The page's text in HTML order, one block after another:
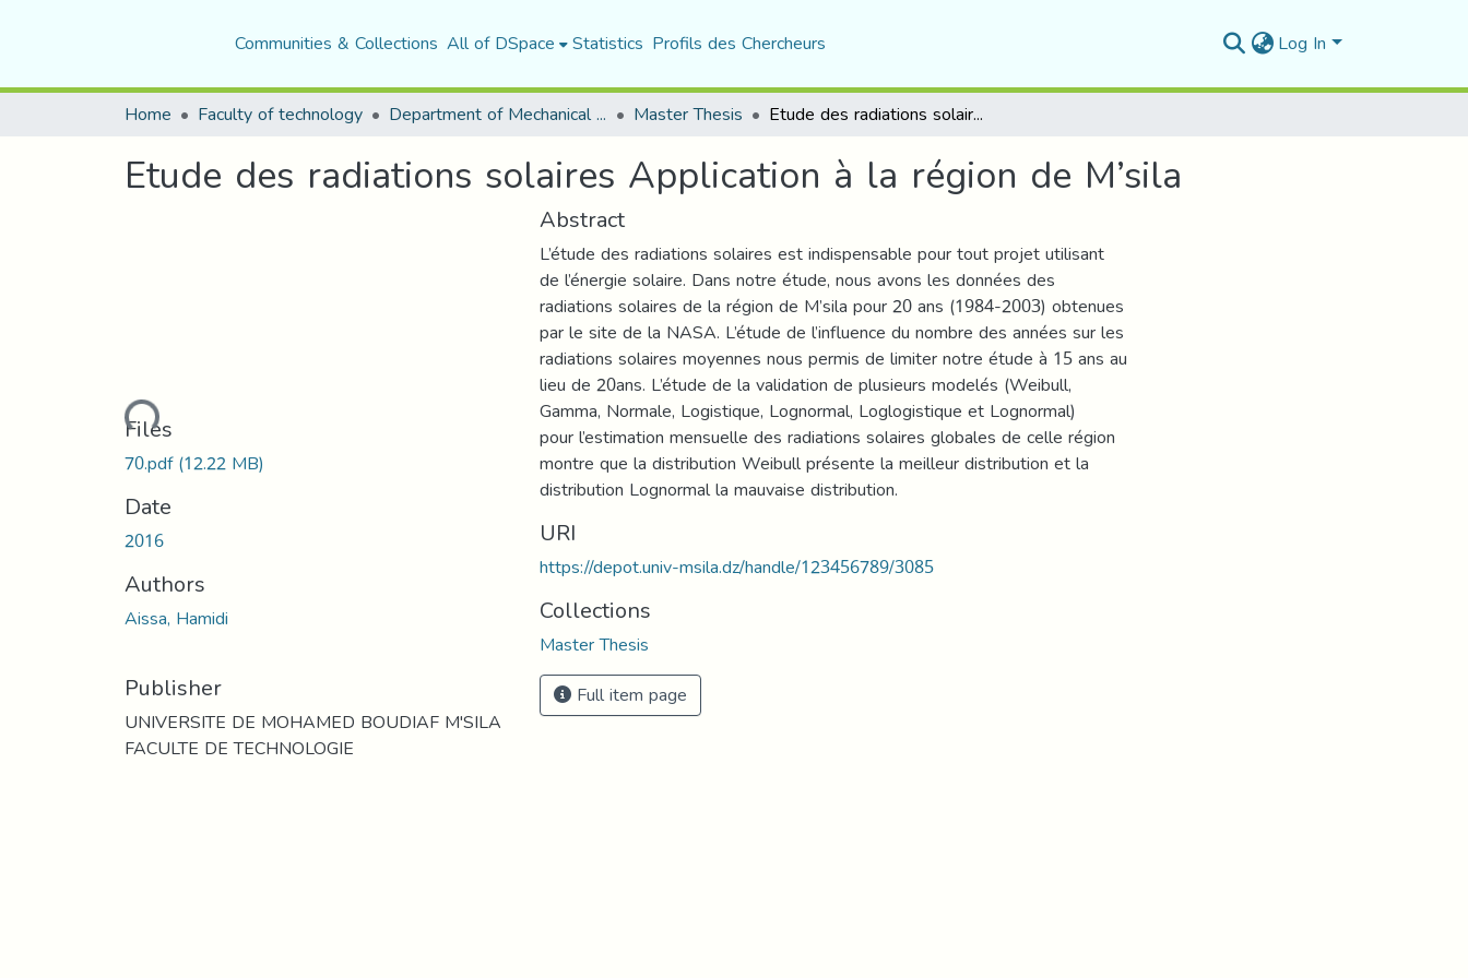
Communities & Collections All of DSpace Statistics Profils des Chercheurs Log In
Home Faculty of technology Department of Mechanical Engineering Master Thesis Etude des radiations solaires Application à la région de M’sila
Etude des radiations solaires Application à la région de M’sila
Loading...
Files
70.pdf(12.22 MB)
Date
2016
Authors
Aissa, Hamidi
Publisher
UNIVERSITE DE MOHAMED BOUDIAF M'SILA
FACULTE DE TECHNOLOGIE
Abstract
L’étude des radiations solaires est indispensable pour tout projet utilisant
de l’énergie solaire. Dans notre étude, nous avons les données des
radiations solaires de la région de M’sila pour 20 ans (1984-2003) obtenues
par le site de la NASA. L’étude de l’influence du nombre des années sur les
radiations solaires moyennes nous permis de limiter notre étude à 15 ans au
lieu de 20ans. L’étude de la validation de plusieurs modelés (Weibull,
Gamma, Normale, Logistique, Lognormal, Loglogistique et Lognormal)
pour l’estimation mensuelle des radiations solaires globales de celle région
montre que la distribution Weibull présente la meilleur distribution et la
distribution Lognormal la mauvaise distribution.
URI
https://depot.univ-msila.dz/handle/123456789/3085
Collections
Master Thesis
Full item page